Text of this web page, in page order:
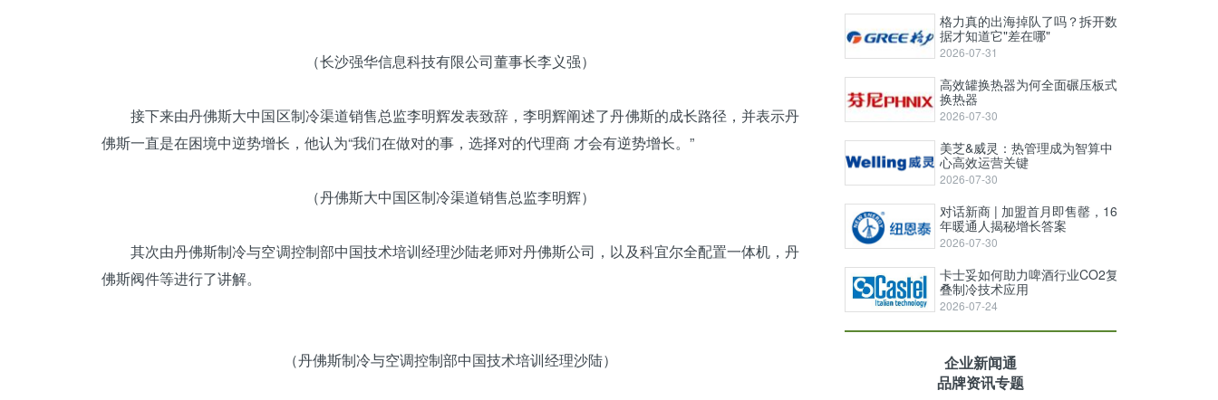
（长沙强华信息科技有限公司董事长李义强）
接下来由丹佛斯大中国区制冷渠道销售总监李明辉发表致辞，李明辉阐述了丹佛斯的成长路径，并表示丹
佛斯一直是在困境中逆势增长，他认为“我们在做对的事，选择对的代理商 才会有逆势增长。”
（丹佛斯大中国区制冷渠道销售总监李明辉）
其次由丹佛斯制冷与空调控制部中国技术培训经理沙陆老师对丹佛斯公司，以及科宜尔全配置一体机，丹
佛斯阀件等进行了讲解。
（丹佛斯制冷与空调控制部中国技术培训经理沙陆）
格力真的出海掉队了吗？拆开数
据才知道它"差在哪"
2026-07-31
高效罐换热器为何全面碾压板式
换热器
2026-07-30
美芝&威灵：热管理成为智算中
心高效运营关键
2026-07-30
对话新商 | 加盟首月即售罄，16
年暖通人揭秘增长答案
2026-07-30
卡士妥如何助力啤酒行业CO2复
叠制冷技术应用
2026-07-24
企业新闻通
品牌资讯专题